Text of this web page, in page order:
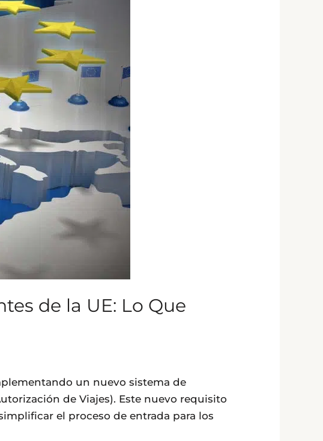
de la UE: Lo Que
un nuevo sistema de
de Viajes). Este nuevo requisito
el proceso de entrada para los